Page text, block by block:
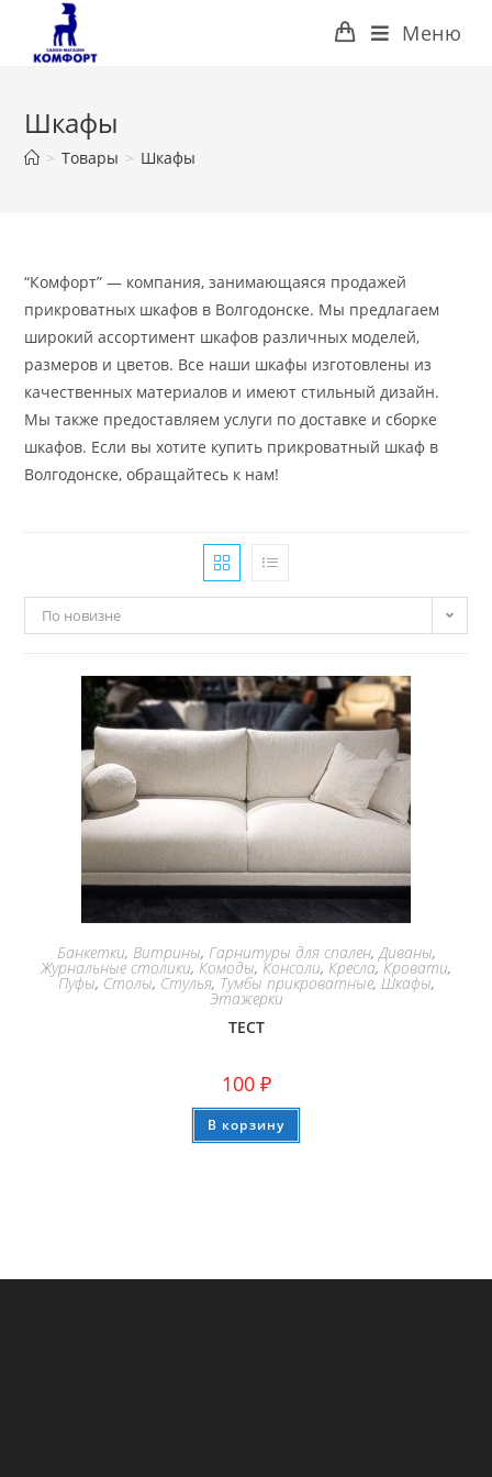
Перейти
содержимому
Меню
Шкафы
> Товары > Шкафы
“Комфорт” — компания, занимающаяся продажей
прикроватных шкафов в Волгодонске. Мы предлагаем
широкий ассортимент шкафов различных моделей,
размеров и цветов. Все наши шкафы изготовлены из
качественных материалов и имеют стильный дизайн.
Мы также предоставляем услуги по доставке и сборке
шкафов. Если вы хотите купить прикроватный шкаф в
Волгодонске, обращайтесь к нам!
По новизне
Банкетки, Витрины, Гарнитуры для спален,Диваны,
Журнальные столики, Комоды, Консоли, Кресла, Кровати,
Пуфы, Столы, Стулья, Тумбы прикроватные, Шкафы,
Этажерки
ТЕСТ
100 ₽
В корзину